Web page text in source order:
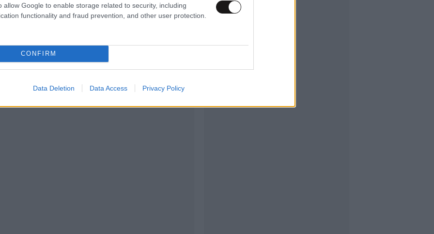
allow Google to enable storage related to security, including
functionality and fraud prevention, and other user protection.
CONFIRM
Data Deletion Data Access Privacy Policy